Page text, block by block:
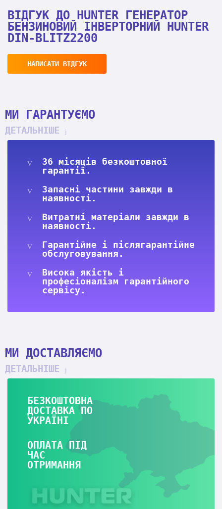
ВІДГУК ДО HUNTER ГЕНЕРАТОР
БЕНЗИНОВИЙ ІНВЕРТОРНИЙ HUNTER
DIN-BLITZ2200
НАПИСАТИ ВІДГУК
МИ ГАРАНТУЄМО
ДЕТАЛЬНІШЕ
36 місяців безкоштовної
гарантії.
Запасні частини завжди в
наявності.
Витратні матеріали завжди в
наявності.
Гарантійне і післягарантійне
обслуговування.
Висока якість і
професіоналізм гарантійного
сервісу.
МИ ДОСТАВЛЯЄМО
ДЕТАЛЬНІШЕ
БЕЗКОШТОВНА
ДОСТАВКА ПО
УКРАЇНІ
ОПЛАТА ПІД
ЧАС
ОТРИМАННЯ